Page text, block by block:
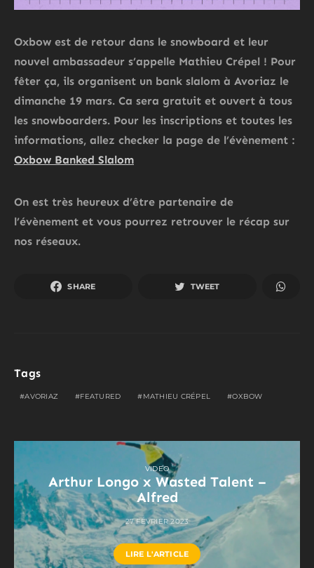
Oxbow est de retour dans le snowboard et leur
nouvel ambassadeur s’appelle Mathieu Crépel ! Pour
fêter ça, ils organisent un bank slalom à Avoriaz le
dimanche 19 mars. Ca sera gratuit et ouvert à tous
les snowboarders. Pour les inscriptions et toutes les
informations, allez checker la page de l’évènement :
Oxbow Banked Slalom
On est très heureux d’être partenaire de
l’évènement et vous pourrez retrouver le récap sur
nos réseaux.
SHARE TWEET
Tags
AVORIAZ FEATURED MATHIEU CRÉPEL OXBOW
VIDEO
Arthur Longo x Wasted Talent –
Alfred
27 FÉVRIER 2023
LIRE L'ARTICLE